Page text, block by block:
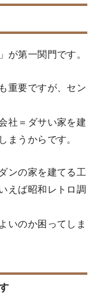
が第一関門です。
重要ですが、セン
社＝ダサい家を建
まうからです。
ンの家を建てる工
えば昭和レトロ調
いのか困ってしま